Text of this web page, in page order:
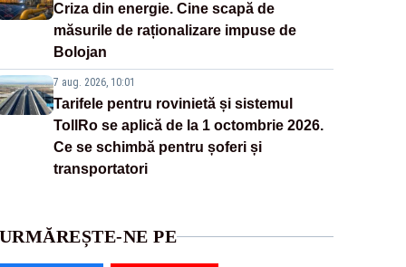
Criza din energie. Cine scapă de
măsurile de raționalizare impuse de
Bolojan
7 aug. 2026, 10:01
Tarifele pentru rovinietă și sistemul
TollRo se aplică de la 1 octombrie 2026.
Ce se schimbă pentru șoferi și
transportatori
NE PE